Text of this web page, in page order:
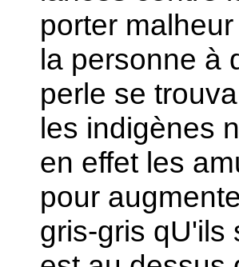
porter
la personne à
perle se
les indigènes
en effet les
pour
gris-gris qU'ils